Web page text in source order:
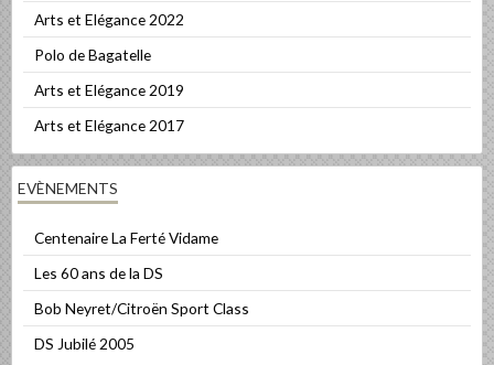
Arts et Elégance 2022
Polo de Bagatelle
Arts et Elégance 2019
Arts et Elégance 2017
EVÈNEMENTS
Centenaire La Ferté Vidame
Les 60 ans de la DS
Bob Neyret/Citroën Sport Class
DS Jubilé 2005